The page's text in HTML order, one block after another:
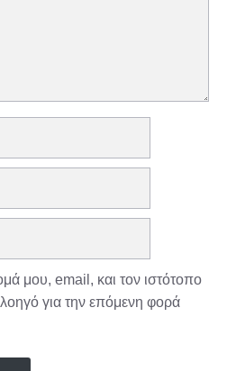
μου, email, και τον ιστότοπο
για την επόμενη φορά